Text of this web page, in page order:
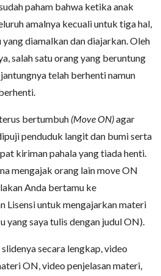
paham bahwa ketika anak
amalnya kecuali untuk tiga hal,
yang diamalkan dan diajarkan. Oleh
salah satu orang yang beruntung
telah berhenti namun
bertumbuh (Move ON)agar
penduduk langit dan bumi serta
kiriman pahala yang tiada henti.
mengajak orang lain move ON
Anda bertamu ke
Lisensi untuk mengajarkan materi
yang saya tulis dengan judul ON).
secara lengkap, video
ON, video penjelasan materi,